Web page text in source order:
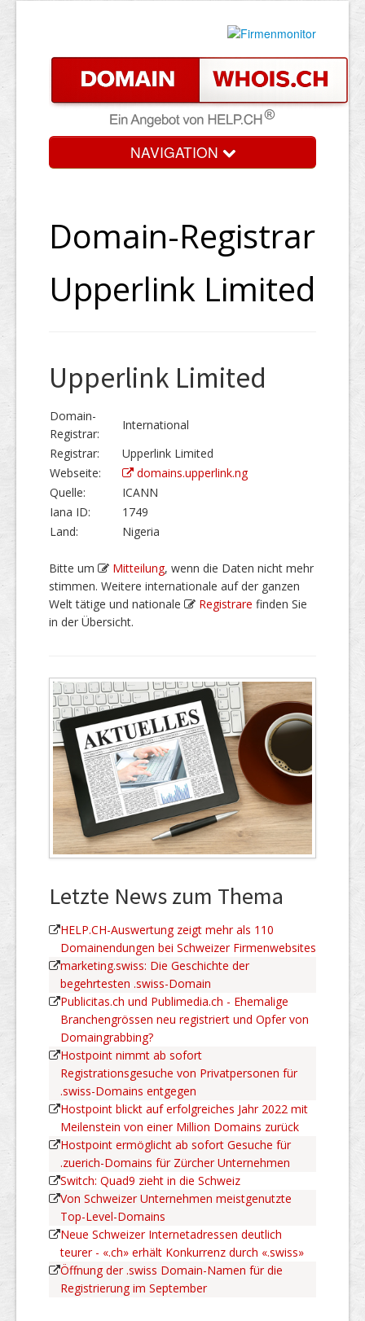
NAVIGATION
Domain-Registrar
Upperlink Limited
Upperlink Limited
Domain-
Registrar:
International
Registrar:
Upperlink Limited
Webseite:
domains.upperlink.ng
Quelle:
ICANN
Iana ID:
1749
Land:
Nigeria
Bitte um Mitteilung, wenn die Daten nicht mehr
stimmen. Weitere internationale auf der ganzen
Welt tätige und nationale
Registrare finden Sie
in der Übersicht.
Letzte News zum Thema
HELP.CH-Auswertung zeigt mehr als 110
Domainendungen bei Schweizer Firmenwebsites
marketing.swiss: Die Geschichte der
begehrtesten .swiss-Domain
Publicitas.ch und Publimedia.ch - Ehemalige
Branchengrössen neu registriert und Opfer von
Domaingrabbing?
Hostpoint nimmt ab sofort
Registrationsgesuche von Privatpersonen für
.swiss-Domains entgegen
Hostpoint blickt auf erfolgreiches Jahr 2022 mit
Meilenstein von einer Million Domains zurück
Hostpoint ermöglicht ab sofort Gesuche für
.zuerich-Domains für Zürcher Unternehmen
Switch: Quad9 zieht in die Schweiz
Von Schweizer Unternehmen meistgenutzte
Top-Level-Domains
Neue Schweizer Internetadressen deutlich
teurer - «.ch» erhält Konkurrenz durch «.swiss»
Öffnung der .swiss Domain-Namen für die
Registrierung im September